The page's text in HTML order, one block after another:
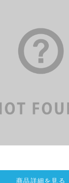
商品詳細を見る